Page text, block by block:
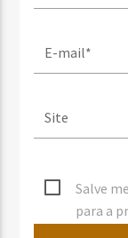
Salve
para a